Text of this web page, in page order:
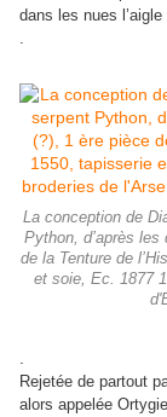
dans les nues
.
La conception de
Python, d’après les
de la Tenture de
et soie, Ec. 1877
Rejetée de partout
alors appelée